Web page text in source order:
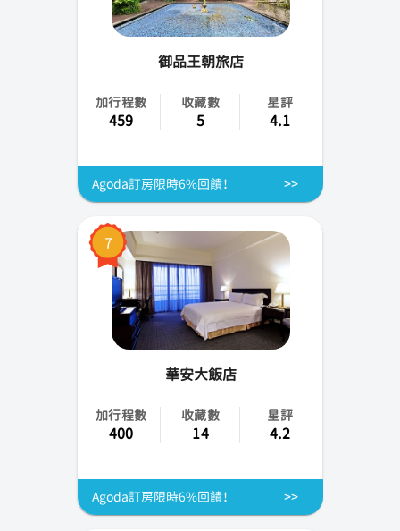
御品王朝旅店
加行程數
459
收藏數
5
星評
4.1
Agoda訂房限時6%回饋！
7
華安大飯店
加行程數
400
收藏數
14
星評
4.2
Agoda訂房限時6%回饋！